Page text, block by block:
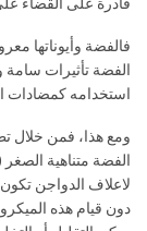
فالفضة وأيوناتها
الفضة تأثيرات
استخدامه كمضادات
ومع هذا، فمن خلال
لاعلاف الدواجن
دون قيام هذه